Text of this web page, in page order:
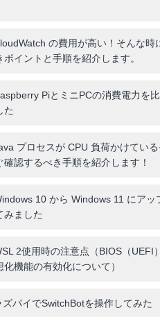
の費用が高い！そんな時
ポイントと手順を紹介します。
PiとミニPCの消費電力を
た
プロセスが CPU 負荷かけてい
確認するべき手順を紹介します！
10 から Windows 11 にアッ
みました
2使用時の注意点（BIOS（UEFI
化機能の有効化について）
ズパイでSwitchBotを操作してみた